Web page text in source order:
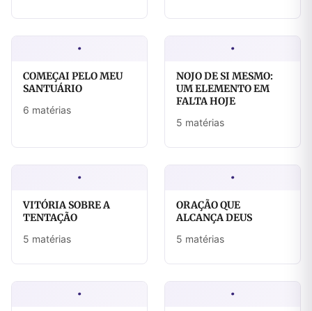
·
COMEÇAI PELO MEU
SANTUÁRIO
6 matérias
·
NOJO DE SI MESMO:
UM ELEMENTO EM
FALTA HOJE
5 matérias
·
VITÓRIA SOBRE A
TENTAÇÃO
5 matérias
·
ORAÇÃO QUE
ALCANÇA DEUS
5 matérias
· ·